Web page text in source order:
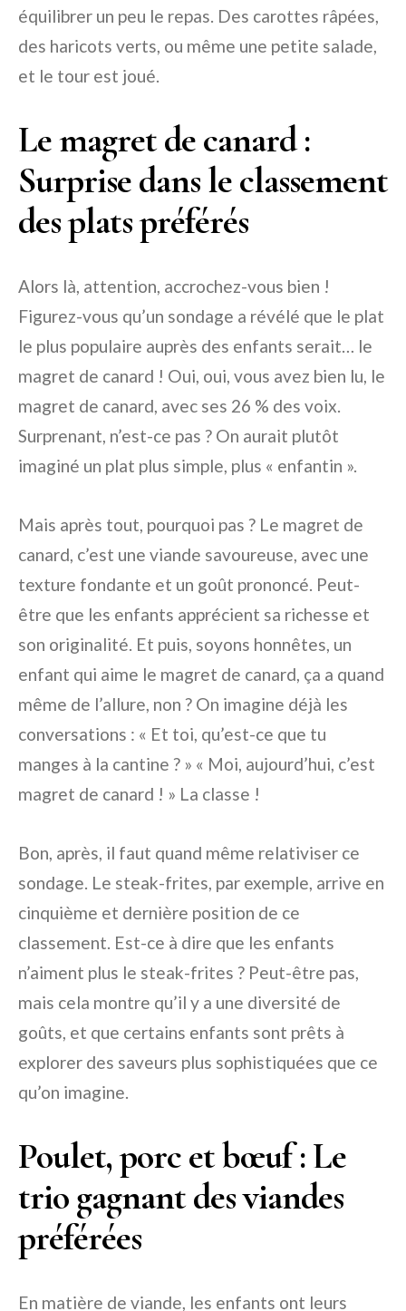
équilibrer un peu le repas. Des carottes râpées,
des haricots verts, ou même une petite salade,
et le tour est joué.
Le magret de canard :
Surprise dans le classement
des plats préférés
Alors là, attention, accrochez-vous bien !
Figurez-vous qu’un sondage a révélé que le plat
le plus populaire auprès des enfants serait… le
magret de canard ! Oui, oui, vous avez bien lu, le
magret de canard, avec ses 26 % des voix.
Surprenant, n’est-ce pas ? On aurait plutôt
imaginé un plat plus simple, plus « enfantin ».
Mais après tout, pourquoi pas ? Le magret de
canard, c’est une viande savoureuse, avec une
texture fondante et un goût prononcé. Peut-
être que les enfants apprécient sa richesse et
son originalité. Et puis, soyons honnêtes, un
enfant qui aime le magret de canard, ça a quand
même de l’allure, non ? On imagine déjà les
conversations : « Et toi, qu’est-ce que tu
manges à la cantine ? » « Moi, aujourd’hui, c’est
magret de canard ! » La classe !
Bon, après, il faut quand même relativiser ce
sondage. Le steak-frites, par exemple, arrive en
cinquième et dernière position de ce
classement. Est-ce à dire que les enfants
n’aiment plus le steak-frites ? Peut-être pas,
mais cela montre qu’il y a une diversité de
goûts, et que certains enfants sont prêts à
explorer des saveurs plus sophistiquées que ce
qu’on imagine.
Poulet, porc et bœuf : Le
trio gagnant des viandes
préférées
En matière de viande, les enfants ont leurs